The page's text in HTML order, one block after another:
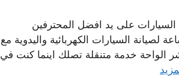
السيارات على يد افضل المحترفين
السيارات الكهربائية واليدوية مع
الواحة خدمة متنقلة تصلك اينما كنت في